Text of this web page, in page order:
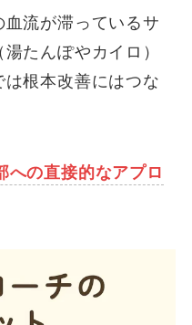
流が滞っているサ
たんぽやカイロ）
根本改善にはつな
への直接的なアプロ